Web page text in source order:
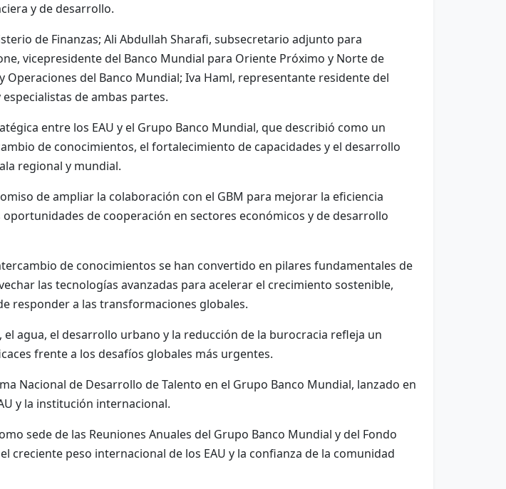
y de desarrollo.
de Finanzas; Ali Abdullah Sharafi, subsecretario adjunto para
vicepresidente del Banco Mundial para Oriente Próximo y Norte de
del Banco Mundial; Iva Haml, representante residente del
de ambas partes.
entre los EAU y el Grupo Banco Mundial, que describió como un
de conocimientos, el fortalecimiento de capacidades y el desarrollo
regional y mundial.
de ampliar la colaboración con el GBM para mejorar la eficiencia
de cooperación en sectores económicos y de desarrollo
de conocimientos se han convertido en pilares fundamentales de
las tecnologías avanzadas para acelerar el crecimiento sostenible,
responder a las transformaciones globales.
agua, el desarrollo urbano y la reducción de la burocracia refleja un
frente a los desafíos globales más urgentes.
Nacional de Desarrollo de Talento en el Grupo Banco Mundial, lanzado en
y la institución internacional.
sede de las Reuniones Anuales del Grupo Banco Mundial y del Fondo
peso internacional de los EAU y la confianza de la comunidad